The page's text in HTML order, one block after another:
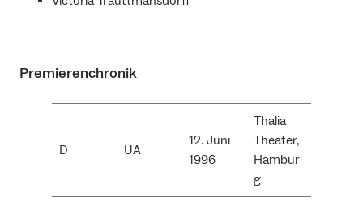
Premierenchronik
D UA
12. Juni
1996
Thalia
Theater,
Hambur
g